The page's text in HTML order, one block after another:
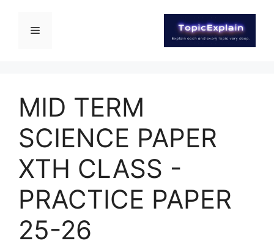
MID TERM
SCIENCE PAPER
XTH CLASS -
PRACTICE PAPER
25-26